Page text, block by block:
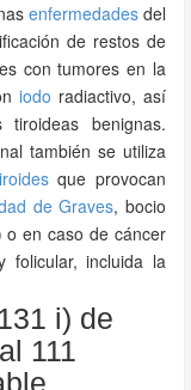
enfermedadesdel
de restos de
con tumores en la
iodo radiactivo, así
benignas.
también se utiliza
que provocan
de Graves, bocio
o en caso de cáncer
folicular, incluida la
i) de
111